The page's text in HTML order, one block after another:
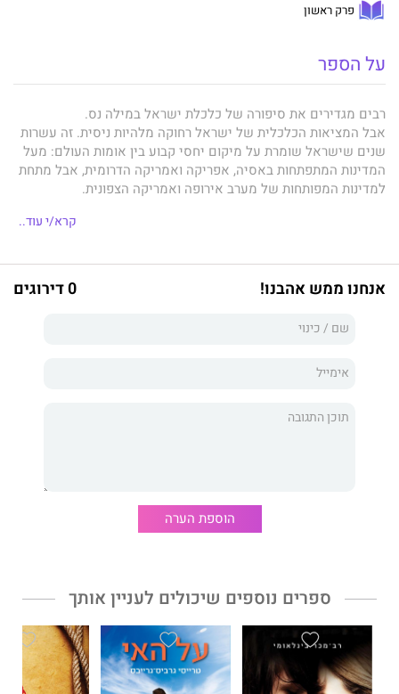
פרק ראשון
על הספר
רבים מגדירים את סיפורה של כלכלת ישראל במילה נס.
אבל המציאות הכלכלית של ישראל רחוקה מלהיות ניסית. זה עשרות
שנים שישראל שומרת על מיקום יחסי קבוע בין אומות העולם: מעל
המדינות המתפתחות באסיה, אפריקה ואמריקה הדרומית, אבל מתחת
למדינות המפותחות של מערב אירופה ואמריקה הצפונית.
נמצאת היכן שהיא נמצאת ואינה מצליחה להצטרף למועדון המדינות
ומסתיים במחאה החברתית של 2011, עוקב כץ אחר סיפורה
ההיסטורי של כלכלת ישראל, ועומד על הגורמים היסודיים
שמשפיעים עליה לטוב ולרע ועל כמה מהמקלות ששליפתם מגלגלי
המשק תוכל להזניק את רמת החיים של כולנו.
"מרתק, עמוק ומעורר מחשבה. לא עוד סקירה היסטורית משמימה
יועץ לשר האוצר יובל שטייניץ
להשיג שגשוג כלכלי, וכיצד ממשלות ישראל נכשלו עד כה במימוש
ד"ר מיכאל שראל, ראש פורום קהלת לכלכלה, לשעבר הכלכלן
אורי כץ
הוא דוקטור לכלכלה, המתמחה בצמיחה כלכלית ובהיסטוריה
כלכלית. בעשור האחרון פרסם אורי מחקרים אחדים על כלכלת
ישראל ושלל מאמרים וכתבות בעיתונות, וניהל את אחד הבלוגים
הכלכליים הפופולריים בישראל, דעת מיעוט. ספרו הקודם,מסע
האנושות(נכתב עם עודד גלאור), יצא גם הוא בהוצאת כנרת.
קרא/י עוד..
אנחנו ממש אהבנו! 0 דירוגים
הוספת הערה
ספרים נוספים שיכולים לעניין אותך